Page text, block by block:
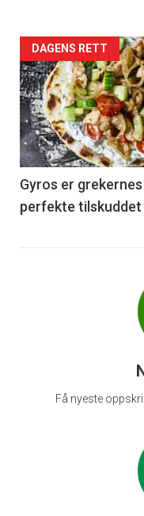
Forsiden
akkurat
nå
-
6
DAGENS RETT
Gyros er
perfekte
Få nyeste